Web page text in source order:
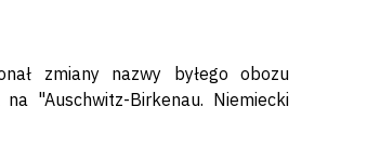
zmiany nazwy byłego obozu
"Auschwitz-Birkenau. Niemiecki